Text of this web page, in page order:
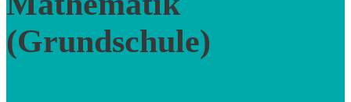
(Grundschule)